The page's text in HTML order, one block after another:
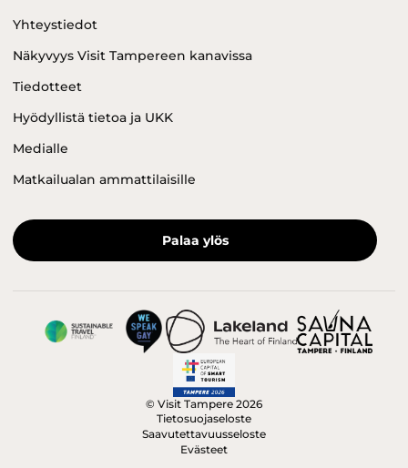
Yhteystiedot
Näkyvyys Visit Tampereen kanavissa
Tiedotteet
Hyödyllistä tietoa ja UKK
Medialle
Matkailualan ammattilaisille
Palaa ylös
© Visit Tampere 2026
Tietosuojaseloste
Saavutettavuusseloste
Evästeet